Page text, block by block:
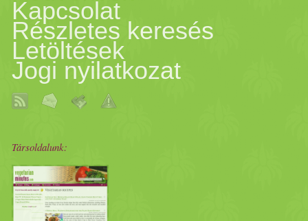
Kapcsolat
Részletes keresés
Letöltések
Jogi nyilatkozat
Társoldalunk: